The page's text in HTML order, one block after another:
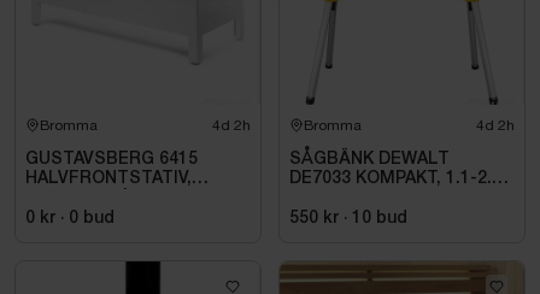
Bromma 4d 2h
GUSTAVSBERG 6415
HALVFRONTSTATIV,
GB2164150100
0 kr · 0 bud
Bromma 4d 2h
SÅGBÄNK DEWALT
DE7033 KOMPAKT, 1.1-2.5
550 kr · 10 bud